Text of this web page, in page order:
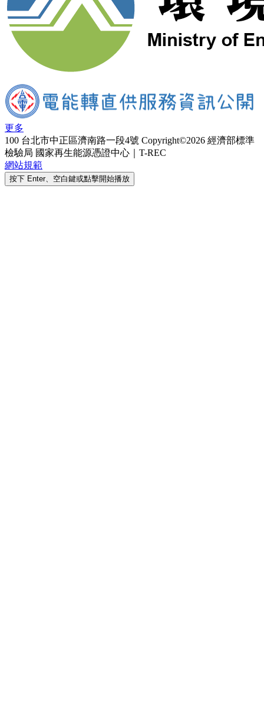
更多
100 台北市中正區濟南路一段4號 Copyright©2026 經濟部標準
檢驗局 國家再生能源憑證中心｜T-REC
網站規範
按下 Enter、空白鍵或點擊開始播放